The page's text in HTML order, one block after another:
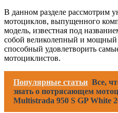
В данном разделе рассмотрим
мотоциклов, выпущенного
модель, известная под
собой великолепный и мощный
способный удовлетворить
мотоциклистов.
Популярные статьи Все,
знать о потрясающем
Multistrada 950 S GP White